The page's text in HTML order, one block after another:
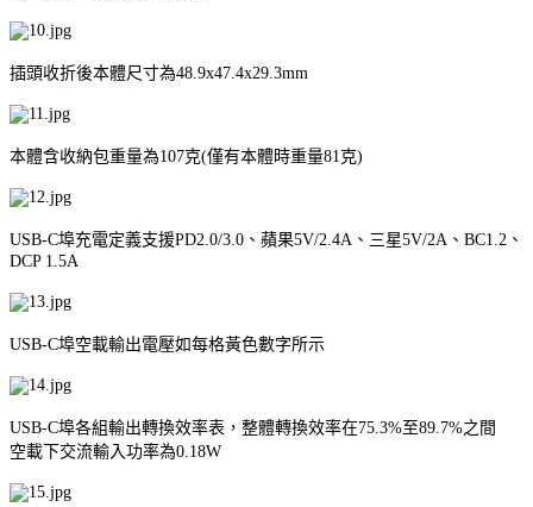
插頭收折後本體尺寸為48.9x47.4x29.3mm
本體含收納包重量為107克(僅有本體時重量81克)
USB-C埠充電定義支援PD2.0/3.0、蘋果5V/2.4A、三星5V/2A、BC1.2、
DCP 1.5A
USB-C埠空載輸出電壓如每格黃色數字所示
USB-C埠各組輸出轉換效率表，整體轉換效率在75.3%至89.7%之間
空載下交流輸入功率為0.18W